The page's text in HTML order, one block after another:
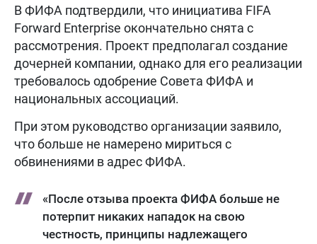
В ФИФА подтвердили, что инициатива FIFA
Forward Enterprise окончательно снята с
рассмотрения. Проект предполагал создание
дочерней компании, однако для его реализации
требовалось одобрение Совета ФИФА и
национальных ассоциаций.
При этом руководство организации заявило,
что больше не намерено мириться с
обвинениями в адрес ФИФА.
«После отзыва проекта ФИФА больше не
потерпит никаких нападок на свою
честность, принципы надлежащего